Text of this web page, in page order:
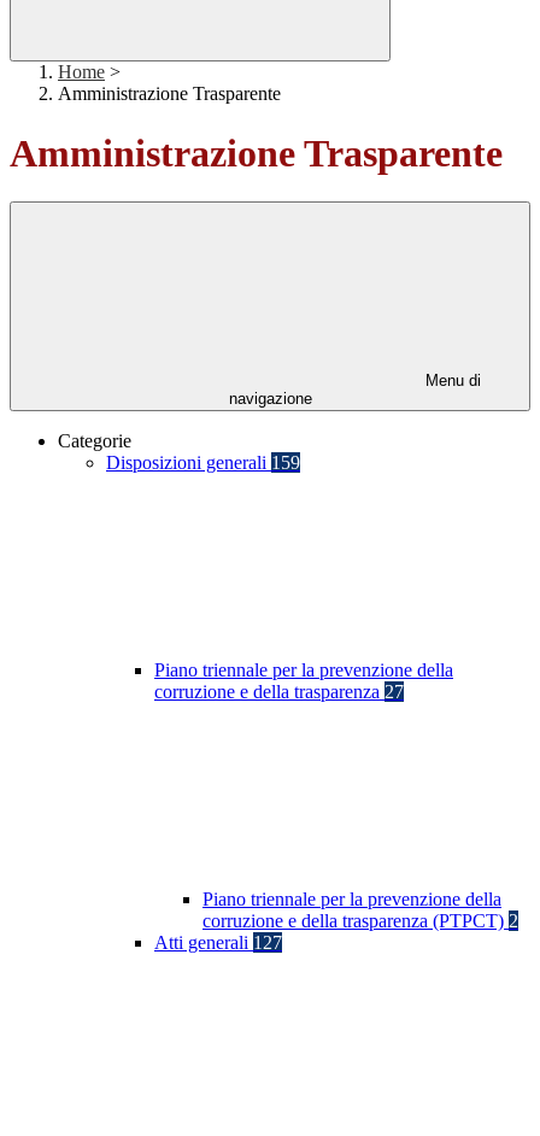
Home >
Amministrazione Trasparente
Amministrazione Trasparente
Menu di
navigazione
Categorie
Disposizioni generali 159
Piano triennale per la prevenzione della
corruzione e della trasparenza 27
Piano triennale per la prevenzione della
corruzione e della trasparenza (PTPCT) 2
Atti generali 127